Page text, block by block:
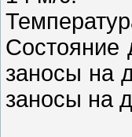
Состояние
заносы на
заносы на